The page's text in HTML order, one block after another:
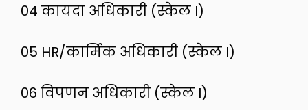
04 कायदा अधिकारी (स्केल I)
05 HR/कार्मिक अधिकारी (स्केल I)
06 विपणन अधिकारी (स्केल I)